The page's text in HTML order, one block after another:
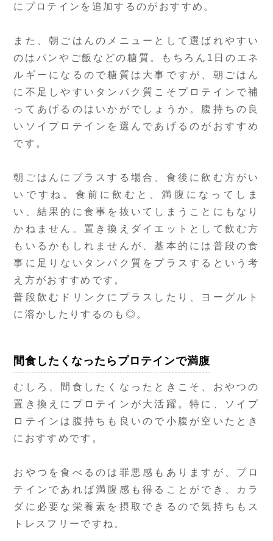
にプロテインを追加するのがおすすめ。
また、朝ごはんのメニューとして選ばれやすい
のはパンやご飯などの糖質。もちろん1日のエネ
ルギーになるので糖質は大事ですが、朝ごはん
に不足しやすいタンパク質こそプロテインで補
ってあげるのはいかがでしょうか。腹持ちの良
いソイプロテインを選んであげるのがおすすめ
です。
朝ごはんにプラスする場合、食後に飲む方がい
いですね。食前に飲むと、満腹になってしま
い、結果的に食事を抜いてしまうことにもなり
かねません。置き換えダイエットとして飲む方
もいるかもしれませんが、基本的には普段の食
事に足りないタンパク質をプラスするという考
え方がおすすめです。
普段飲むドリンクにプラスしたり、ヨーグルト
に溶かしたりするのも◎。
間食したくなったらプロテインで満腹
むしろ、間食したくなったときこそ、おやつの
置き換えにプロテインが大活躍。特に、ソイプ
ロテインは腹持ちも良いので小腹が空いたとき
におすすめです。
おやつを食べるのは罪悪感もありますが、プロ
テインであれば満腹感も得ることができ、カラ
ダに必要な栄養素を摂取できるので気持ちもス
トレスフリーですね。